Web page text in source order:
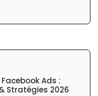
Ads :
& Stratégies 2026